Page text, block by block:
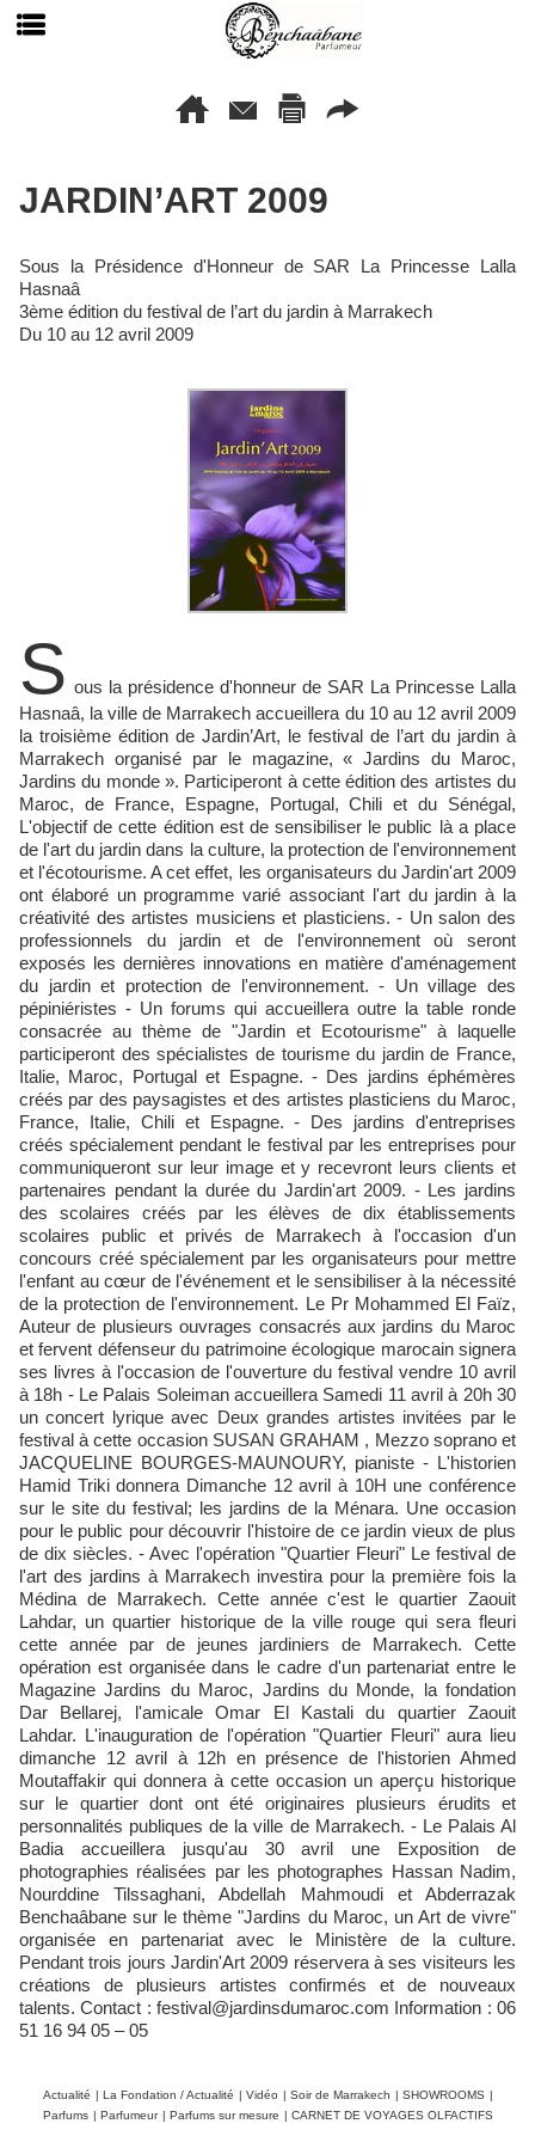
JARDIN’ART 2009
Sous la Présidence d'Honneur de SAR La Princesse Lalla
Hasnaâ
3ème édition du festival de l’art du jardin à Marrakech
Du 10 au 12 avril 2009
S ous la présidence d'honneur de SAR La Princesse Lalla
Hasnaâ, la ville de Marrakech accueillera du 10 au 12 avril 2009
la troisième édition de Jardin’Art, le festival de l’art du jardin à
Marrakech organisé par le magazine, « Jardins du Maroc,
Jardins du monde ». Participeront à cette édition des artistes du
Maroc, de France, Espagne, Portugal, Chili et du Sénégal,
L'objectif de cette édition est de sensibiliser le public là a place
de l'art du jardin dans la culture, la protection de l'environnement
et l'écotourisme. A cet effet, les organisateurs du Jardin'art 2009
ont élaboré un programme varié associant l'art du jardin à la
créativité des artistes musiciens et plasticiens. - Un salon des
professionnels du jardin et de l'environnement où seront
exposés les dernières innovations en matière d'aménagement
du jardin et protection de l'environnement. - Un village des
pépiniéristes - Un forums qui accueillera outre la table ronde
consacrée au thème de "Jardin et Ecotourisme" à laquelle
participeront des spécialistes de tourisme du jardin de France,
Italie, Maroc, Portugal et Espagne. - Des jardins éphémères
créés par des paysagistes et des artistes plasticiens du Maroc,
France, Italie, Chili et Espagne. - Des jardins d'entreprises
créés spécialement pendant le festival par les entreprises pour
communiqueront sur leur image et y recevront leurs clients et
partenaires pendant la durée du Jardin'art 2009. - Les jardins
des scolaires créés par les élèves de dix établissements
scolaires public et privés de Marrakech à l'occasion d'un
concours créé spécialement par les organisateurs pour mettre
l'enfant au cœur de l'événement et le sensibiliser à la nécessité
de la protection de l'environnement. Le Pr Mohammed El Faïz,
Auteur de plusieurs ouvrages consacrés aux jardins du Maroc
et fervent défenseur du patrimoine écologique marocain signera
ses livres à l'occasion de l'ouverture du festival vendre 10 avril
à 18h - Le Palais Soleiman accueillera Samedi 11 avril à 20h 30
un concert lyrique avec Deux grandes artistes invitées par le
festival à cette occasion SUSAN GRAHAM , Mezzo soprano et
JACQUELINE BOURGES-MAUNOURY, pianiste - L'historien
Hamid Triki donnera Dimanche 12 avril à 10H une conférence
sur le site du festival; les jardins de la Ménara. Une occasion
pour le public pour découvrir l'histoire de ce jardin vieux de plus
de dix siècles. - Avec l'opération "Quartier Fleuri" Le festival de
l'art des jardins à Marrakech investira pour la première fois la
Médina de Marrakech. Cette année c'est le quartier Zaouit
Lahdar, un quartier historique de la ville rouge qui sera fleuri
cette année par de jeunes jardiniers de Marrakech. Cette
opération est organisée dans le cadre d'un partenariat entre le
Magazine Jardins du Maroc, Jardins du Monde, la fondation
Dar Bellarej, l'amicale Omar El Kastali du quartier Zaouit
Lahdar. L'inauguration de l'opération "Quartier Fleuri" aura lieu
dimanche 12 avril à 12h en présence de l'historien Ahmed
Moutaffakir qui donnera à cette occasion un aperçu historique
sur le quartier dont ont été originaires plusieurs érudits et
personnalités publiques de la ville de Marrakech. - Le Palais Al
Badia accueillera jusqu'au 30 avril une Exposition de
photographies réalisées par les photographes Hassan Nadim,
Nourddine Tilssaghani, Abdellah Mahmoudi et Abderrazak
Benchaâbane sur le thème "Jardins du Maroc, un Art de vivre"
organisée en partenariat avec le Ministère de la culture.
Pendant trois jours Jardin'Art 2009 réservera à ses visiteurs les
créations de plusieurs artistes confirmés et de nouveaux
talents. Contact : festival@jardinsdumaroc.com Information : 06
51 16 94 05 – 05
Actualité | La Fondation / Actualité | Vidéo | Soir de Marrakech | SHOWROOMS |
Parfums | Parfumeur | Parfums sur mesure | CARNET DE VOYAGES OLFACTIFS